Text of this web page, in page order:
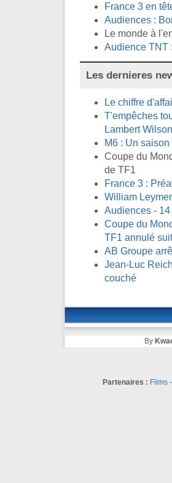
France 3 en
Audiences :
Le monde à
Audience TNT
Les dernieres
Le chiffre
T'empêches
Lambert
M6 : Un
Coupe du
de TF1
France 3 :
William
Audiences -
Coupe du
TF1 annulé
AB Groupe
Jean-Luc
couché
By
Partenaires : Films-